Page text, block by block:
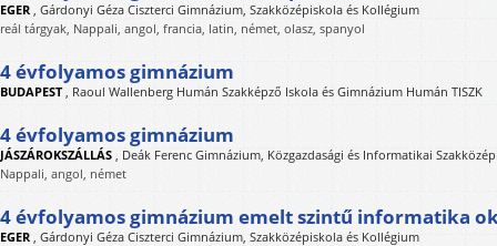
EGER , Gárdonyi Géza Ciszterci Gimnázium, Szakközépiskola és Kollégium
reál tárgyak, Nappali, angol, francia, latin, német, olasz, spanyol
4 évfolyamos gimnázium
BUDAPEST, Raoul Wallenberg Humán Szakképző Iskola és Gimnázium Humán TISZK
4 évfolyamos gimnázium
JÁSZÁROKSZÁLLÁS , Deák Ferenc Gimnázium, Közgazdasági és Informatikai
Nappali, angol, német
4 évfolyamos gimnázium emelt szintű informatika
EGER , Gárdonyi Géza Ciszterci Gimnázium, Szakközépiskola és Kollégium